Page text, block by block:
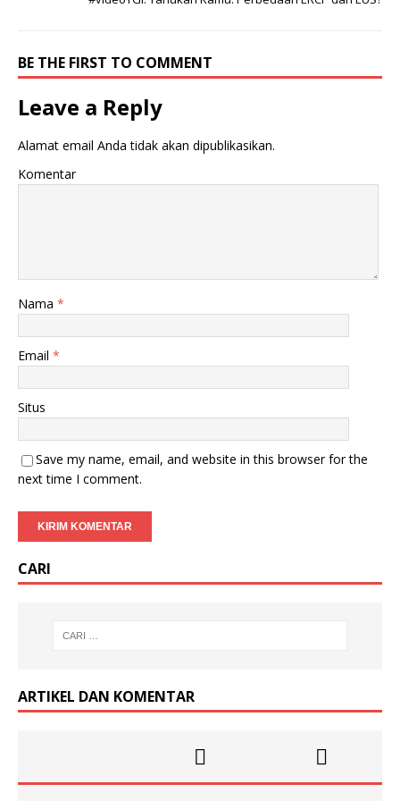
BE THE FIRST TO COMMENT
Leave a Reply
Alamat email Anda tidak akan dipublikasikan.
Komentar
Nama *
Email *
Situs
Save my name, email, and website in this browser for the
next time I comment.
CARI
ARTIKEL DAN KOMENTAR